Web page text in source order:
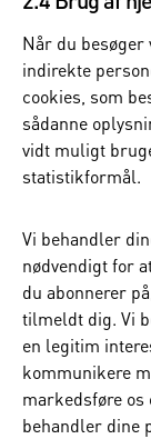
Når du besøger
indirekte
cookies, som
sådanne
vidt muligt
statistikformål.
Vi behandler
nødvendigt for
du abonnerer
tilmeldt dig. Vi
en legitim
kommunikere
markedsføre os
behandler dine